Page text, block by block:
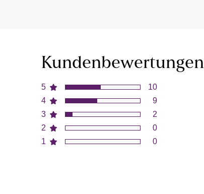
Kundenbewertungen
5
4
3
2
1
10
9
2
0
0